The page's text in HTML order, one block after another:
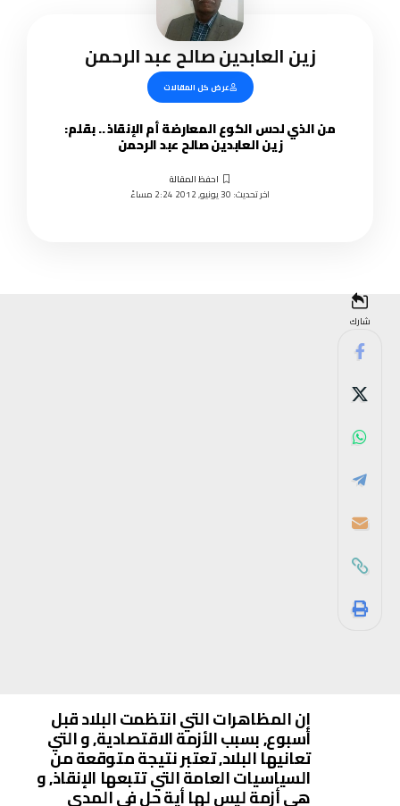
زين العابدين صالح عبد الرحمن
عرض كل المقالات
من الذي لحس الكوع المعارضة أم الإنقاذ .. بقلم:
زين العابدين صالح عبد الرحمن
اخر تحديث: 30 يونيو, 2012 2:24 مساءً
شارك
إن المظاهرات التي انتظمت البلاد قبل
أسبوع, بسبب الأزمة الاقتصادية, و التي
تعانيها البلاد, تعتبر نتيجة متوقعة من
السياسيات العامة التي تتبعها الإنقاذ, و
هي أزمة ليس لها أية حل في المدى